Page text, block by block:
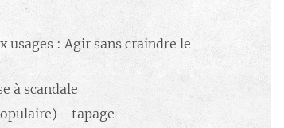
: Agir sans craindre le
à scandale
- tapage